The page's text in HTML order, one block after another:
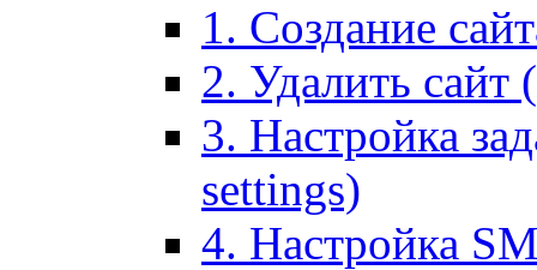
1. Создание
2. Удалить сайт
3. Настройка
settings)
4. Настройка